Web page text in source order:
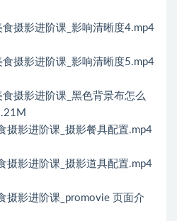
摄影进阶课_影响清晰度4.mp4
摄影进阶课_影响清晰度5.mp4
摄影进阶课_黑色背景布怎么
摄影进阶课_摄影餐具配置.mp4
摄影进阶课_摄影道具配置.mp4
摄影进阶课_promovie 页面介